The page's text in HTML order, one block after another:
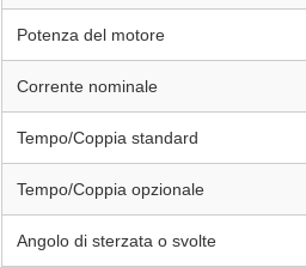
Potenza del motore
Corrente nominale
Tempo/Coppia standard
Tempo/Coppia opzionale
Angolo di sterzata o svolte